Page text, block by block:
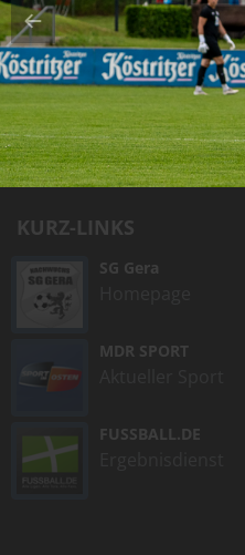
KONTAKT
Adresse:BSG Wismut Gera
Ort:Zwötzener Str. 2 A |
Telefon:+49 (0)365 - 37340
Telefax:+49 (0)365 - 551 2875
E-Mail:info@wismutgera.de
KURZ-LINKS
SG Gera
MDR SPORT
FUSSBALL.DE